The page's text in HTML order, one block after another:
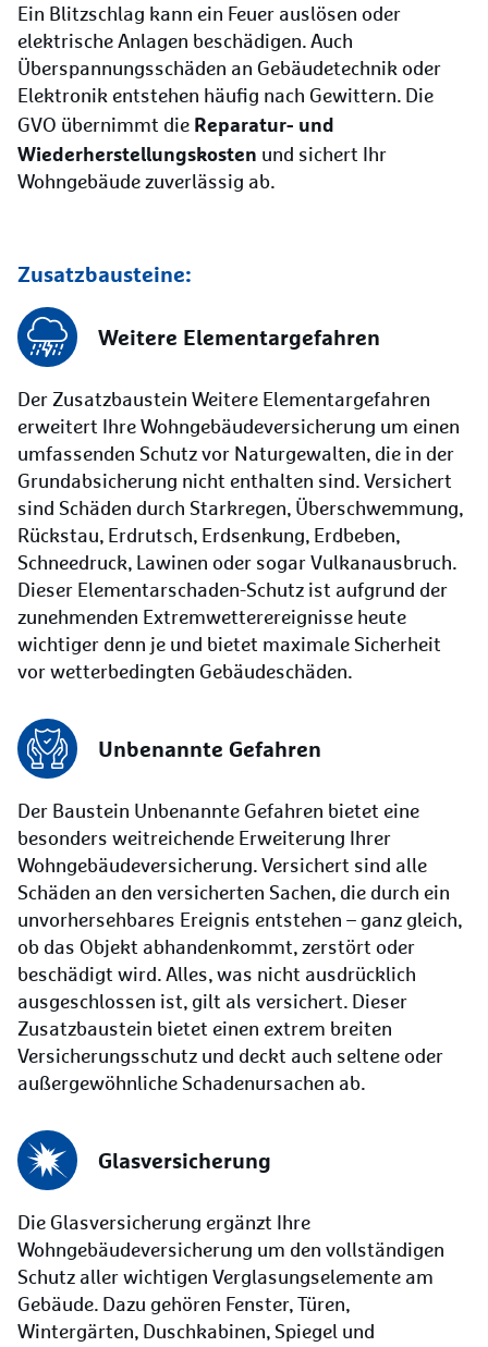
Ein Blitzschlag kann ein Feuer auslösen oder
elektrische Anlagen beschädigen. Auch
Überspannungsschäden an Gebäudetechnik oder
Elektronik entstehen häufig nach Gewittern. Die
GVO übernimmt die Reparatur- und
Wiederherstellungs­kosten und sichert Ihr
Wohngebäude zuverlässig ab.
Zusatzbausteine:
Weitere Elementargefahren
Der Zusatzbaustein Weitere Elementargefahren
erweitert Ihre Wohngebäudeversicherung um einen
umfassenden Schutz vor Naturgewalten, die in der
Grundabsicherung nicht enthalten sind. Versichert
sind Schäden durch Starkregen, Überschwemmung,
Rückstau, Erdrutsch, Erdsenkung, Erdbeben,
Schneedruck, Lawinen oder sogar Vulkanausbruch.
Dieser Elementarschaden-Schutz ist aufgrund der
zunehmenden Extremwetterereignisse heute
wichtiger denn je und bietet maximale Sicherheit
vor wetterbedingten Gebäudeschäden.
Unbenannte Gefahren
Der Baustein Unbenannte Gefahren bietet eine
besonders weitreichende Erweiterung Ihrer
Wohngebäudeversicherung. Versichert sind alle
Schäden an den versicherten Sachen, die durch ein
unvorhersehbares Ereignis entstehen – ganz gleich,
ob das Objekt abhandenkommt, zerstört oder
beschädigt wird. Alles, was nicht ausdrücklich
ausgeschlossen ist, gilt als versichert. Dieser
Zusatzbaustein bietet einen extrem breiten
Versicherungsschutz und deckt auch seltene oder
außergewöhnliche Schadenursachen ab.
Glas­versicherung
Die Glasversicherung ergänzt Ihre
Wohngebäudeversicherung um den vollständigen
Schutz aller wichtigen Verglasungselemente am
Gebäude. Dazu gehören Fenster, Türen,
Wintergärten, Duschkabinen, Spiegel und